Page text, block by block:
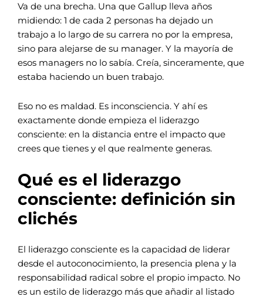
Va de una brecha. Una que Gallup lleva años
midiendo: 1 de cada 2 personas ha dejado un
trabajo a lo largo de su carrera no por la empresa,
sino para alejarse de su manager. Y la mayoría de
esos managers no lo sabía. Creía, sinceramente, que
estaba haciendo un buen trabajo.
Eso no es maldad. Es inconsciencia. Y ahí es
exactamente donde empieza el liderazgo
consciente: en la distancia entre el impacto que
crees que tienes y el que realmente generas.
Qué es el liderazgo
consciente: definición sin
clichés
El liderazgo consciente es la capacidad de liderar
desde el autoconocimiento, la presencia plena y la
responsabilidad radical sobre el propio impacto. No
es un estilo de liderazgo más que añadir al listado